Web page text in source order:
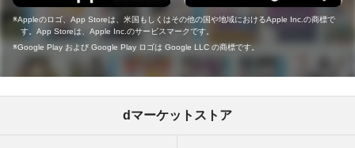
Appleのロゴ、App Storeは、米国もしくはその他の国や地域におけるApple Inc.の商標で
す。App Storeは、Apple Inc.のサービスマークです。
Google Play および Google Play ロゴは Google LLC の商標です。
dマーケットストア